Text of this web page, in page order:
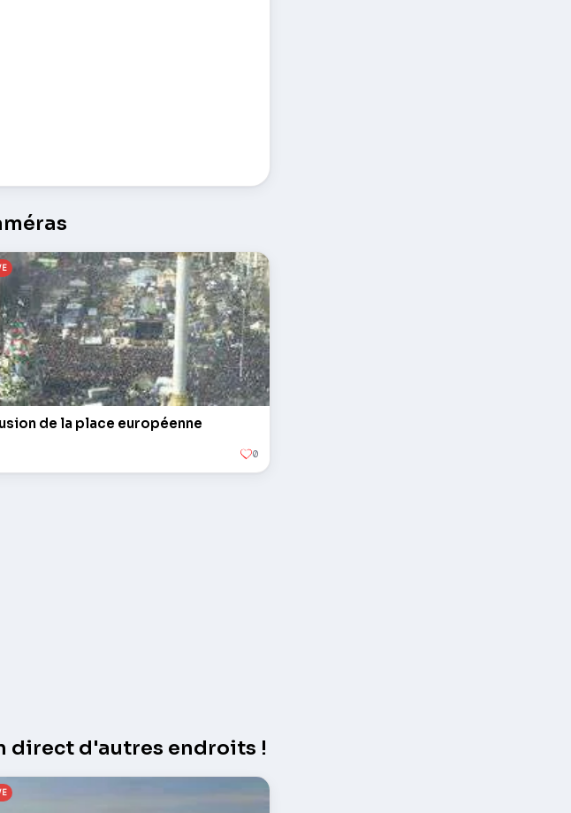
de la place européenne
0
direct d'autres endroits !